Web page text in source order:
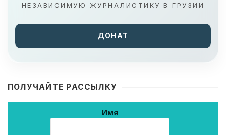
НЕЗАВИСИМУЮ ЖУРНАЛИСТИКУ В ГРУЗИИ
ДОНАТ
ПОЛУЧАЙТЕ РАССЫЛКУ
Имя